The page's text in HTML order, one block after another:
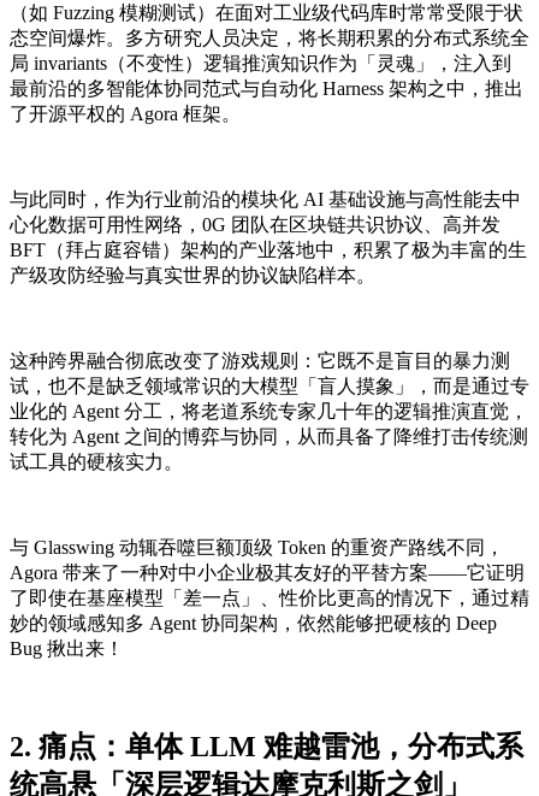
（如 Fuzzing 模糊测试）在面对工业级代码库时常常受限于状
态空间爆炸。多方研究人员决定，将长期积累的分布式系统全
局 invariants（不变性）逻辑推演知识作为「灵魂」，注入到
最前沿的多智能体协同范式与自动化 Harness 架构之中，推出
了开源平权的 Agora 框架。
与此同时，作为行业前沿的模块化 AI 基础设施与高性能去中
心化数据可用性网络，0G 团队在区块链共识协议、高并发
BFT（拜占庭容错）架构的产业落地中，积累了极为丰富的生
产级攻防经验与真实世界的协议缺陷样本。
这种跨界融合彻底改变了游戏规则：它既不是盲目的暴力测
试，也不是缺乏领域常识的大模型「盲人摸象」，而是通过专
业化的 Agent 分工，将老道系统专家几十年的逻辑推演直觉，
转化为 Agent 之间的博弈与协同，从而具备了降维打击传统测
试工具的硬核实力。
与 Glasswing 动辄吞噬巨额顶级 Token 的重资产路线不同，
Agora 带来了一种对中小企业极其友好的平替方案——它证明
了即使在基座模型「差一点」、性价比更高的情况下，通过精
妙的领域感知多 Agent 协同架构，依然能够把硬核的 Deep
Bug 揪出来！
2. 痛点：单体 LLM 难越雷池，分布式系
统高悬「深层逻辑达摩克利斯之剑」